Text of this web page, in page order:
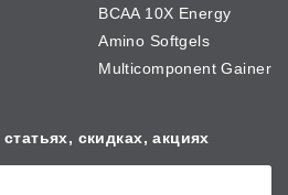
BCAA 10X Energy
Amino Softgels
Multicomponent Gainer
статьях, скидках, акциях